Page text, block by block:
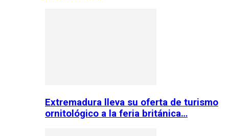
Extremadura lleva su oferta de turismo
ornitológico a la feria británica…